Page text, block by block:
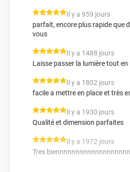
*****
Il y a 959 jours
parfait, encore plus rapide que
vous
*****
Il y a 1488 jours
Laisse passer la lumière tout
*****
Il y a 1802 jours
facile a mettre en place et très
*****
Il y a 1930 jours
Qualité et dimension parfaites
*****
Il y a 1972 jours
Tres